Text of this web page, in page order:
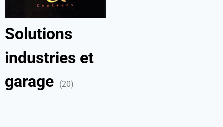
Solutions
industries et
garage
(20)